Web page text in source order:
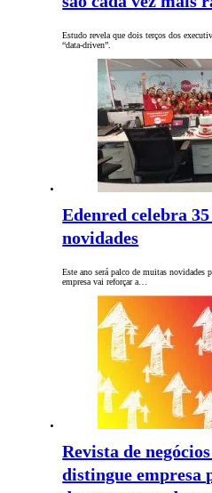
Estudo revela que dois terços dos
“data-driven”.
Edenred celebra
novidades
Este ano será palco de muitas novidades
empresa vai reforçar a…
Revista de
distingue empresa